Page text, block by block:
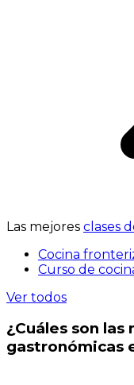
Las mejores clases
Cocina
Curso de
Ver todos
¿Cuáles son
gastronómicas